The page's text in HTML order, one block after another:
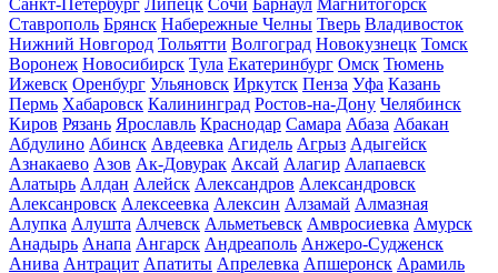
Санкт-Петербург Липецк Сочи Барнаул Магнитогорск
Ставрополь Брянск Набережные Челны Тверь Владивосток
Нижний Новгород Тольятти Волгоград Новокузнецк Томск
Воронеж Новосибирск Тула Екатеринбург Омск Тюмень
Ижевск Оренбург Ульяновск Иркутск Пенза Уфа Казань
Пермь Хабаровск Калининград Ростов-на-Дону Челябинск
Киров Рязань Ярославль Краснодар Самара Абаза Абакан
Абдулино Абинск Авдеевка Агидель Агрыз Адыгейск
Азнакаево Азов Ак-Довурак Аксай Алагир Алапаевск
Алатырь Алдан Алейск Александров Александровск
Алексанровск Алексеевка Алексин Алзамай Алмазная
Алупка Алушта Алчевск Альметьевск Амвросиевка Амурск
Анадырь Анапа Ангарск Андреаполь Анжеро-Судженск
Анива Антрацит Апатиты Апрелевка Апшеронск Арамиль